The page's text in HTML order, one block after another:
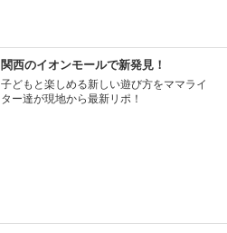
関西のイオンモールで新発見！
子どもと楽しめる新しい遊び方をママライ
ター達が現地から最新リポ！